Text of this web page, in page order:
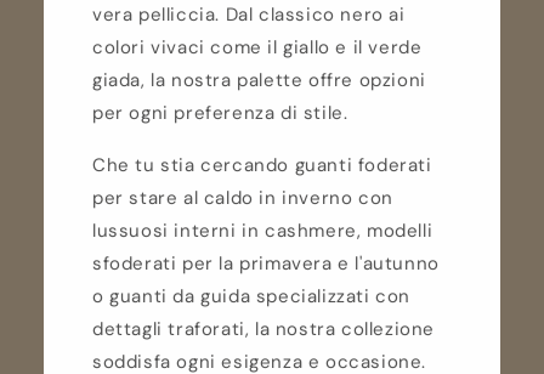
vera pelliccia. Dal classico nero ai
colori vivaci come il giallo e il verde
giada, la nostra palette offre opzioni
per ogni preferenza di stile.
Che tu stia cercando guanti foderati
per stare al caldo in inverno con
lussuosi interni in cashmere, modelli
sfoderati per la primavera e l'autunno
o guanti da guida specializzati con
dettagli traforati, la nostra collezione
soddisfa ogni esigenza e occasione.